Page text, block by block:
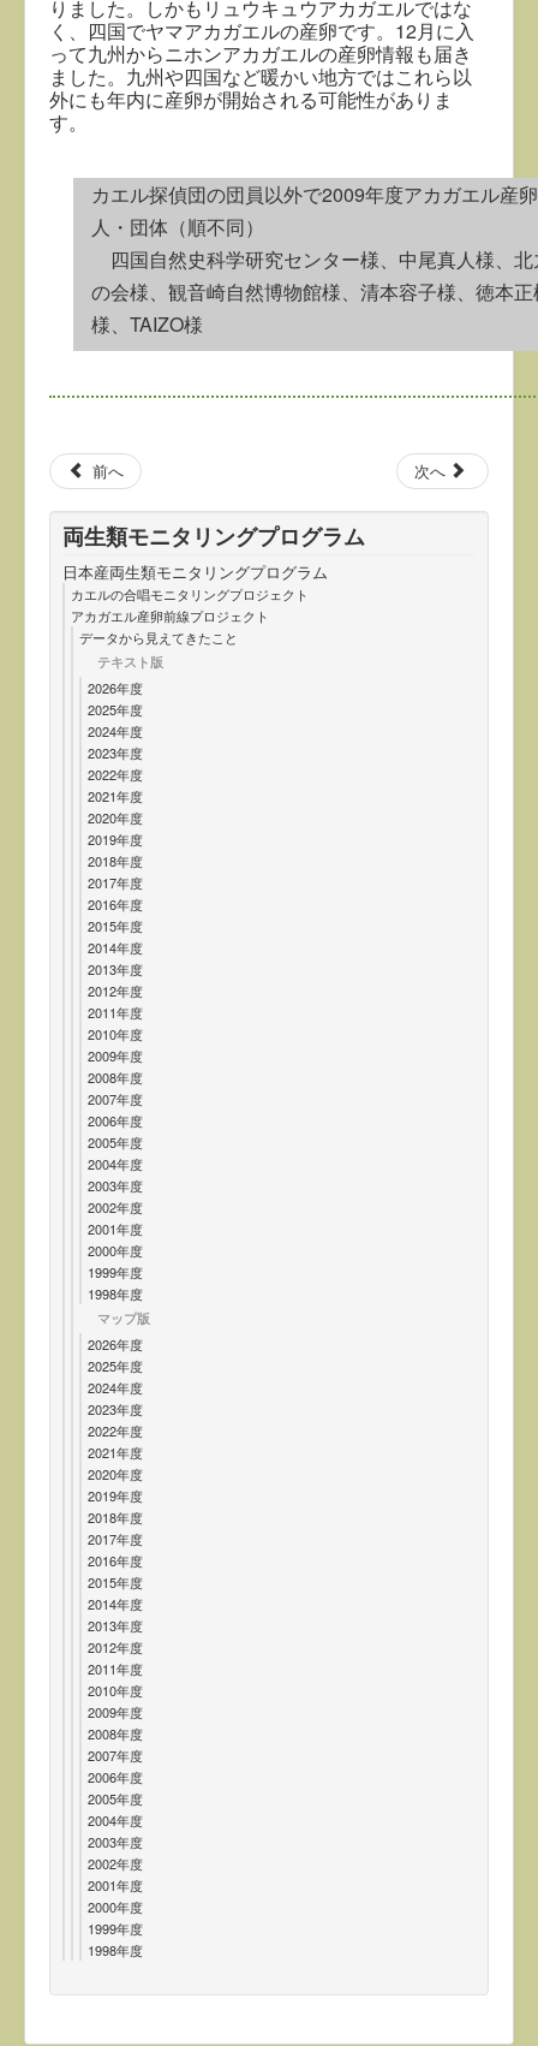
りました。しかもリュウキュウアカガエルではな
く、四国でヤマアカガエルの産卵です。12月に入
って九州からニホンアカガエルの産卵情報も届き
ました。九州や四国など暖かい地方ではこれら以
外にも年内に産卵が開始される可能性がありま
す。
カエル探偵団の団員以外で2009年度アカガエル産
人・団体（順不同）
四国自然史科学研究センター様、中尾真人様、
の会様、観音崎自然博物館様、清本容子様、徳本
様、TAIZO様
前へ 次へ
両生類モニタリングプログラム
日本産両生類モニタリングプログラム
カエルの合唱モニタリングプロジェクト
アカガエル産卵前線プロジェクト
データから見えてきたこと
テキスト版
2026年度
2025年度
2024年度
2023年度
2022年度
2021年度
2020年度
2019年度
2018年度
2017年度
2016年度
2015年度
2014年度
2013年度
2012年度
2011年度
2010年度
2009年度
2008年度
2007年度
2006年度
2005年度
2004年度
2003年度
2002年度
2001年度
2000年度
1999年度
1998年度
マップ版
2026年度
2025年度
2024年度
2023年度
2022年度
2021年度
2020年度
2019年度
2018年度
2017年度
2016年度
2015年度
2014年度
2013年度
2012年度
2011年度
2010年度
2009年度
2008年度
2007年度
2006年度
2005年度
2004年度
2003年度
2002年度
2001年度
2000年度
1999年度
1998年度